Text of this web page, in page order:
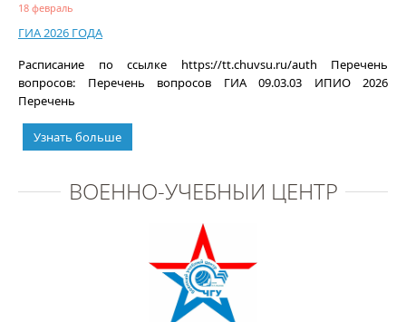
18 февраль
ГИА 2026 ГОДА
Расписание по ссылке https://tt.chuvsu.ru/auth Перечень
вопросов: Перечень вопросов ГИА 09.03.03 ИПИО 2026
Перечень
Узнать больше
ВОЕННО-УЧЕБНЫЙ ЦЕНТР